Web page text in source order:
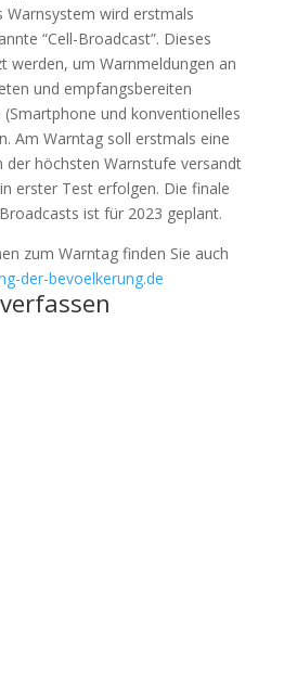
Warnsystem wird erstmals
“Cell-Broadcast”. Dieses
werden, um Warnmeldungen an
und empfangsbereiten
und konventionelles
Am Warntag soll erstmals eine
der höchsten Warnstufe versandt
erster Test erfolgen. Die finale
ist für 2023 geplant.
zum Warntag finden Sie auch
der-bevoelkerung.de